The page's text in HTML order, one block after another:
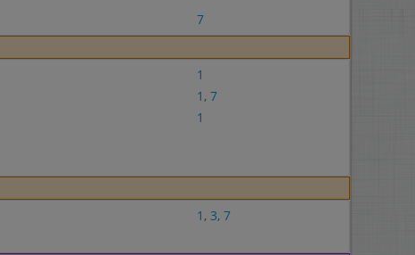
7
1
1 , 7
1
1 , 3, 7